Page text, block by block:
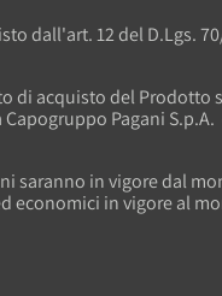
12 del D.Lgs.
di acquisto del
Pagani
saranno in vigore dal
in vigore al